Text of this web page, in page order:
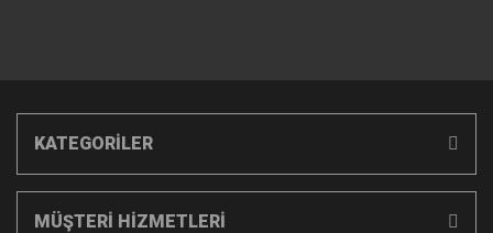
KATEGORİLER
MÜŞTERİ HİZMETLERİ